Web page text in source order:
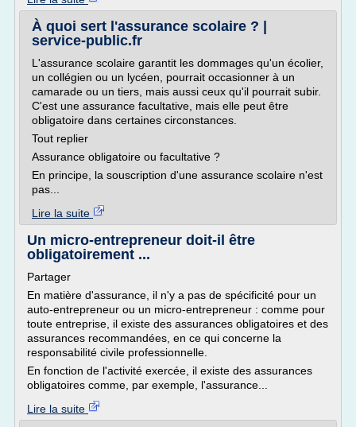
À quoi sert l'assurance scolaire ? |
service-public.fr
L'assurance scolaire garantit les dommages qu'un écolier,
un collégien ou un lycéen, pourrait occasionner à un
camarade ou un tiers, mais aussi ceux qu'il pourrait subir.
C'est une assurance facultative, mais elle peut être
obligatoire dans certaines circonstances.
Tout replier
Assurance obligatoire ou facultative ?
En principe, la souscription d'une assurance scolaire n'est
pas...
Lire la suite
Un micro-entrepreneur doit-il être
obligatoirement ...
Partager
En matière d'assurance, il n'y a pas de spécificité pour un
auto-entrepreneur ou un micro-entrepreneur : comme pour
toute entreprise, il existe des assurances obligatoires et des
assurances recommandées, en ce qui concerne la
responsabilité civile professionnelle.
En fonction de l'activité exercée, il existe des assurances
obligatoires comme, par exemple, l'assurance...
Lire la suite